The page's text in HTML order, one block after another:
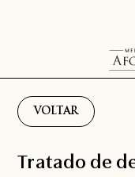
VOLTAR
Tratado de